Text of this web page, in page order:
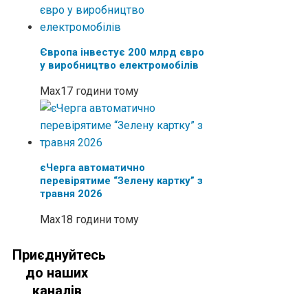
Європа інвестує 200 млрд євро
у виробництво електромобілів
Max17 години тому
єЧерга автоматично
перевірятиме “Зелену картку” з
травня 2026
Max18 години тому
Приєднуйтесь
до наших